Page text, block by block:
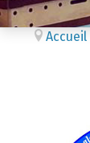
Accueil